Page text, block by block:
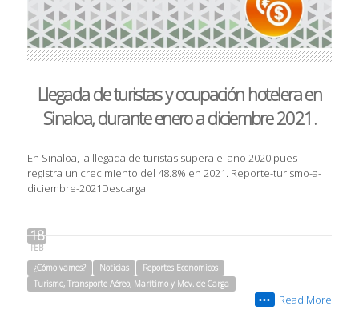
Llegada de turistas y ocupación hotelera en
Sinaloa, durante enero a diciembre 2021.
En Sinaloa, la llegada de turistas supera el año 2020 pues
registra un crecimiento del 48.8% en 2021. Reporte-turismo-a-
diciembre-2021Descarga
18
FEB
¿Cómo vamos?
Noticias
Reportes Economicos
Turismo, Transporte Aéreo, Marítimo y Mov. de Carga
Read More
•••